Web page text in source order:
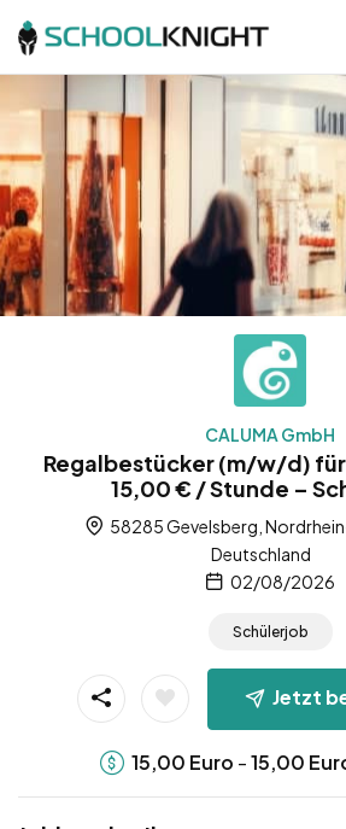
CALUMA GmbH
Regalbestücker (m/w/d)
15,00 € / Stunde –
58285 Gevelsberg,
Deutschland
02/08/2026
Schülerjob
Jetzt
15,00 Euro -15,00